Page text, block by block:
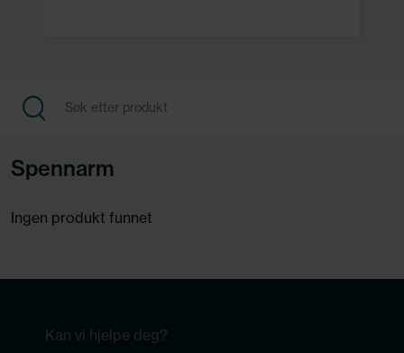
Spennarm
Ingen produkt funnet
Kan vi hjelpe deg?